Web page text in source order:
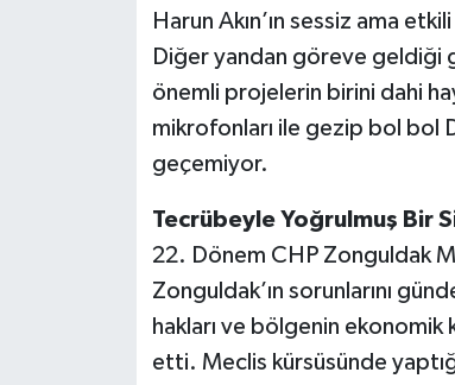
Harun Akın’ın sessiz ama
Diğer yandan göreve
önemli projelerin birini dahi
mikrofonları ile gezip bol bol
geçemiyor.
Tecrübeyle Yoğrulmuş Bir
22. Dönem CHP Zonguldak
Zonguldak’ın sorunlarını
hakları ve bölgenin ekonomik
etti. Meclis kürsüsünde